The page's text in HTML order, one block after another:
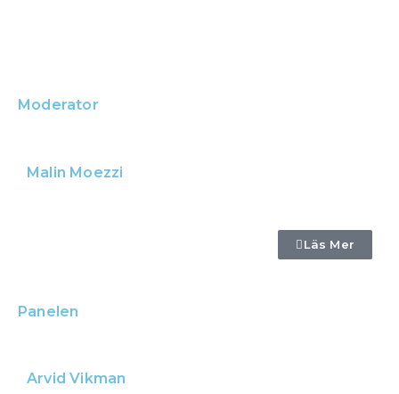
Moderator
Malin Moezzi
Läs Mer
Panelen
Arvid Vikman